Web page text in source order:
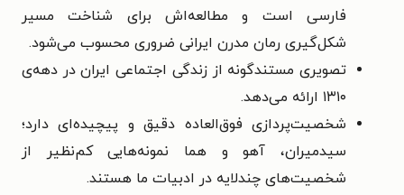
فارسی است و مطالعه‌اش برای شناخت مسیر
شکل‌گیری رمان مدرن ایرانی ضروری محسوب می‌شود.
تصویری مستندگونه از زندگی اجتماعی ایران در دهه‌ی
۱۳۱۰ ارائه می‌دهد.
شخصیت‌پردازی فوق‌العاده دقیق و پیچیده‌ای دارد؛
سیدمیران، آهو و هما نمونه‌هایی کم‌نظیر از
شخصیت‌های چندلایه در ادبیات ما هستند.